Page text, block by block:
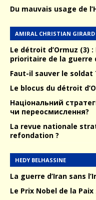
Du mauvais usage de
AMIRAL CHRISTIAN GIRARD
Le détroit d’Ormuz (3)
prioritaire de la guerre
Faut-il sauver le soldat
Le blocus du détroit
Національний
чи переосмислення?
La revue nationale
refondation ?
HEDY BELHASSINE
La guerre d’Iran sans
Le Prix Nobel de la